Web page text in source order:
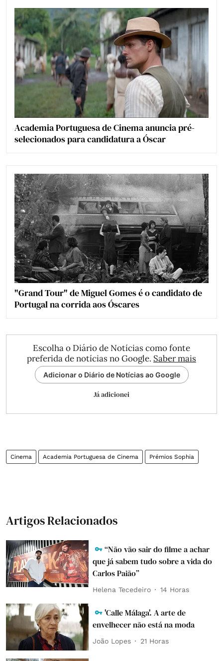
Academia Portuguesa de Cinema anuncia pré-
selecionados para candidatura a Óscar
"Grand Tour" de Miguel Gomes é o candidato de
Portugal na corrida aos Óscares
Escolha o Diário de Notícias como fonte
preferida de notícias no Google. Saber mais
Adicionar o Diário de Notícias ao Google
Já adicionei
Cinema Academia Portuguesa de Cinema Prémios Sophia
Artigos Relacionados
“Não vão sair do filme a achar
que já sabem tudo sobre a vida do
Carlos Paião”
Helena Tecedeiro 14 Horas
'Calle Málaga'. A arte de
envelhecer não está na moda
João Lopes 21 Horas